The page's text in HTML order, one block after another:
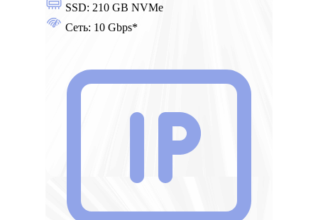
SSD: 210 GB NVMe
Сеть: 10 Gbps*